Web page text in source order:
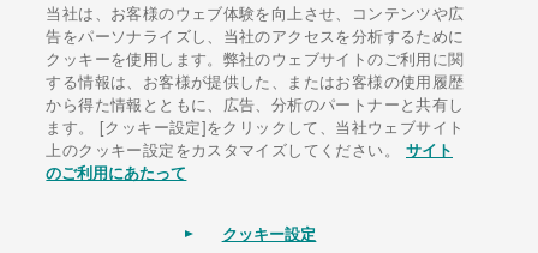
広報誌PAL
お知らせ一覧
お問い合わせ
当社は、お客様のウェブ体験を向上させ、コンテンツや広
告をパーソナライズし、当社のアクセスを分析するために
クッキーを使用します。弊社のウェブサイトのご利用に関
する情報は、お客様が提供した、またはお客様の使用履歴
から得た情報とともに、広告、分析のパートナーと共有し
ます。 [クッキー設定]をクリックして、当社ウェブサイト
上のクッキー設定をカスタマイズしてください。
サイト
のご利用にあたって
クッキー設定